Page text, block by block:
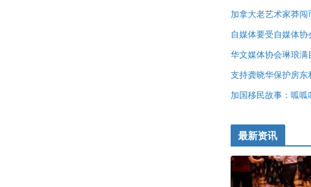
加拿大老艺术家莽闯
自媒体要受自媒体协
华文媒体协会琳琅
支持龚晓华保护房东
加国移民故事：呱呱
最新资讯